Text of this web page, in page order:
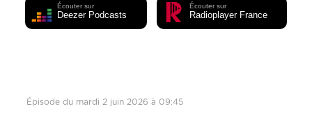
Écouter sur
Deezer Podcasts
Écouter sur
Radioplayer France
Épisode du mardi 2 juin 2026 à 09:45